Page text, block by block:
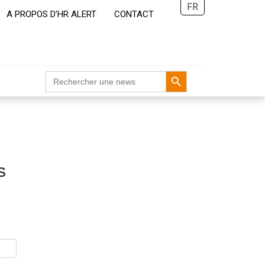
A PROPOS D’HR ALERT CONTACT
FR
Search
for:
Search Button